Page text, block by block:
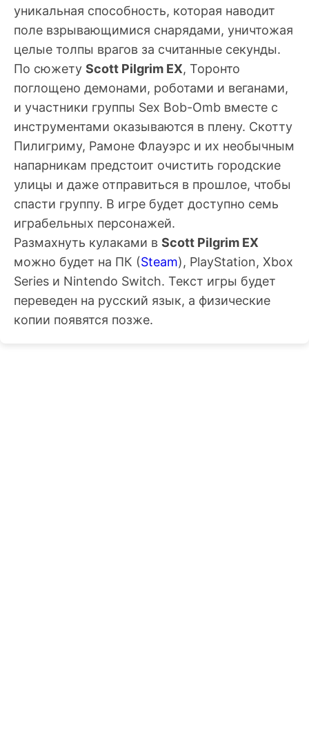
уникальная способность, которая наводит
поле взрывающимися снарядами, уничтожая
целые толпы врагов за считанные секунды.
По сюжету Scott Pilgrim EX, Торонто
поглощено демонами, роботами и веганами,
и участники группы Sex Bob-Omb вместе с
инструментами оказываются в плену. Скотту
Пилигриму, Рамоне Флауэрс и их необычным
напарникам предстоит очистить городские
улицы и даже отправиться в прошлое, чтобы
спасти группу. В игре будет доступно семь
играбельных персонажей.
Размахнуть кулаками в Scott Pilgrim EX
можно будет на ПК (Steam), PlayStation, Xbox
Series и Nintendo Switch. Текст игры будет
переведен на русский язык, а физические
копии появятся позже.